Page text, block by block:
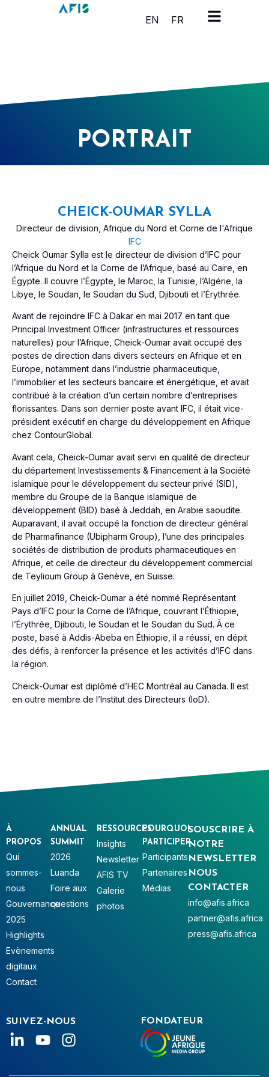
Panneau de gestion des cookies
EN
FR
PORTRAIT
CHEICK-OUMAR SYLLA
Directeur de division, Afrique du Nord et Corne de l'Afrique
IFC
Cheick Oumar Sylla est le directeur de division d’IFC pour
l’Afrique du Nord et la Corne de l’Afrique, basé au Caire, en
Égypte. Il couvre l’Égypte, le Maroc, la Tunisie, l’Algérie, la
Libye, le Soudan, le Soudan du Sud, Djibouti et l’Érythrée.
Avant de rejoindre IFC à Dakar en mai 2017 en tant que
Principal Investment Officer (infrastructures et ressources
naturelles) pour l’Afrique, Cheick-Oumar avait occupé des
postes de direction dans divers secteurs en Afrique et en
Europe, notamment dans l’industrie pharmaceutique,
l’immobilier et les secteurs bancaire et énergétique, et avait
contribué à la création d’un certain nombre d’entreprises
florissantes. Dans son dernier poste avant IFC, il était vice-
président exécutif en charge du développement en Afrique
chez ContourGlobal.
Avant cela, Cheick-Oumar avait servi en qualité de directeur
du département Investissements & Financement à la Société
islamique pour le développement du secteur privé (SID),
membre du Groupe de la Banque islamique de
développement (BID) basé à Jeddah, en Arabie saoudite.
Auparavant, il avait occupé la fonction de directeur général
de Pharmafinance (Ubipharm Group), l’une des principales
sociétés de distribution de produits pharmaceutiques en
Afrique, et celle de directeur du développement commercial
de Teylioum Group à Genève, en Suisse.
En juillet 2019, Cheick-Oumar a été nommé Représentant
Pays d’IFC pour la Corne de l’Afrique, couvrant l’Éthiopie,
l’Érythrée, Djibouti, le Soudan et le Soudan du Sud. À ce
poste, basé à Addis-Abeba en Éthiopie, il a réussi, en dépit
des défis, à renforcer la présence et les activités d’IFC dans
la région.
Cheick-Oumar est diplômé d’HEC Montréal au Canada. Il est
en outre membre de l’Institut des Directeurs (IoD).
SOUSCRIRE À
NOTRE
NEWSLETTER
NOUS
CONTACTER
info@afis.africa
partner@afis.africa
press@afis.africa
À
PROPOS
Qui
sommes-
nous
Gouvernance
2025
Highlights
Evènements
digitaux
Contact
ANNUAL
SUMMIT
2026
Luanda
Foire aux
questions
RESSOURCES
Insights
Newsletter
AFIS TV
Galerie
photos
POURQUOI
PARTICIPER
Participants
Partenaires
Médias
SUIVEZ-NOUS FONDATEUR